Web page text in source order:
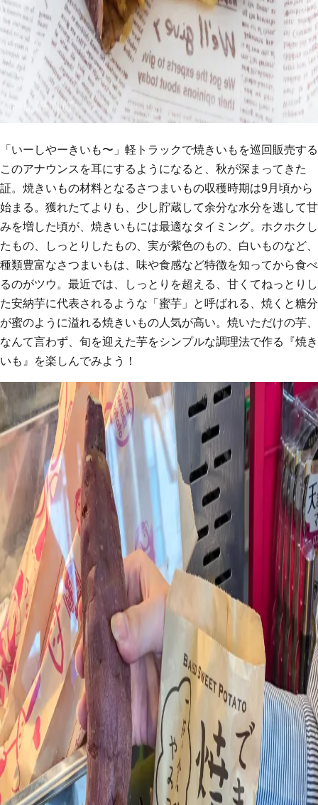
「いーしやーきいも〜」軽トラックで焼きいもを巡回販売する
このアナウンスを耳にするようになると、秋が深まってきた
証。焼きいもの材料となるさつまいもの収穫時期は9月頃から
始まる。獲れたてよりも、少し貯蔵して余分な水分を逃して甘
みを増した頃が、焼きいもには最適なタイミング。ホクホクし
たもの、しっとりしたもの、実が紫色のもの、白いものなど、
種類豊富なさつまいもは、味や食感など特徴を知ってから食べ
るのがツウ。最近では、しっとりを超える、甘くてねっとりし
た安納芋に代表されるような「蜜芋」と呼ばれる、焼くと糖分
が蜜のように溢れる焼きいもの人気が高い。焼いただけの芋、
なんて言わず、旬を迎えた芋をシンプルな調理法で作る『焼き
いも』を楽しんでみよう！